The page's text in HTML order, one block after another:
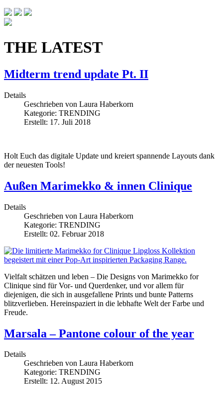
THE LATEST
Midterm trend update Pt. II
Details
Geschrieben von Laura Haberkorn
Kategorie: TRENDING
Erstellt: 17. Juli 2018
Holt Euch das digitale Update und kreiert spannende Layouts dank
der neuesten Tools!
Außen Marimekko & innen Clinique
Details
Geschrieben von Laura Haberkorn
Kategorie: TRENDING
Erstellt: 02. Februar 2018
Vielfalt schätzen und leben – Die Designs von Marimekko for
Clinique sind für Vor- und Querdenker, und vor allem für
diejenigen, die sich in ausgefallene Prints und bunte Patterns
blitzverlieben. Hereinspaziert in die lebhafte Welt der Farbe und
Freude.
Marsala – Pantone colour of the year
Details
Geschrieben von Laura Haberkorn
Kategorie: TRENDING
Erstellt: 12. August 2015